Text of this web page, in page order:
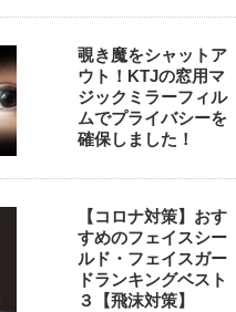
覗き魔をシャットア
ウト！KTJの窓用マ
ジックミラーフィル
ムでプライバシーを
確保しました！
【コロナ対策】おす
すめのフェイスシー
ルド・フェイスガー
ドランキングベスト
３【飛沫対策】